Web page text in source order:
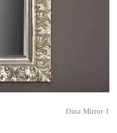
Dina Mirror 1